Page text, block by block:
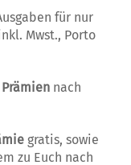
für nur
Mwst., Porto
Prämien nach
gratis, sowie
zu Euch nach